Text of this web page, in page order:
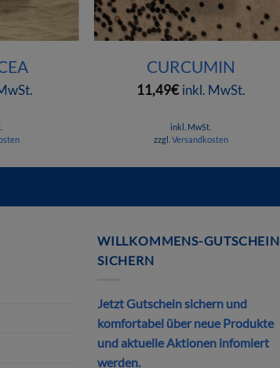
+
CURCUMIN
11,49€ inkl. MwSt.
inkl. MwSt.
zzgl. Versandkosten
WILLKOMMENS-GUTSCHEIN
SICHERN
Jetzt Gutschein sichern und
komfortabel über neue Produkte
und aktuelle Aktionen infomiert
werden.